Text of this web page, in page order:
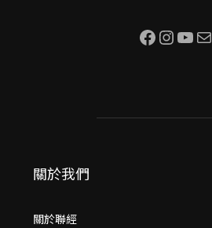
Facebook InstagramYouTube 電子郵件
關於我們
關於聯經